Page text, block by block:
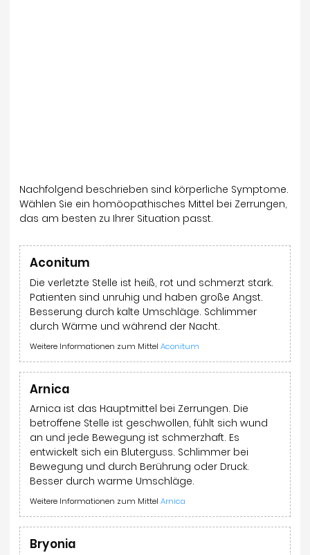
Nachfolgend beschrieben sind körperliche Symptome.
Wählen Sie ein homöopathisches Mittel bei Zerrungen,
das am besten zu Ihrer Situation passt.
Aconitum
Die verletzte Stelle ist heiß, rot und schmerzt stark.
Patienten sind unruhig und haben große Angst.
Besserung durch kalte Umschläge. Schlimmer
durch Wärme und während der Nacht.
Weitere Informationen zum Mittel Aconitum
Arnica
Arnica ist das Hauptmittel bei Zerrungen. Die
betroffene Stelle ist geschwollen, fühlt sich wund
an und jede Bewegung ist schmerzhaft. Es
entwickelt sich ein Bluterguss. Schlimmer bei
Bewegung und durch Berührung oder Druck.
Besser durch warme Umschläge.
Weitere Informationen zum Mittel Arnica
Bryonia